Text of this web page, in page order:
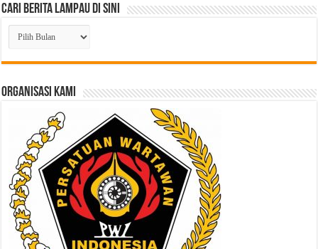
Cari Berita Lampau di Sini
Cari
Berita
Lampau
di
ORGANISASI KAMI